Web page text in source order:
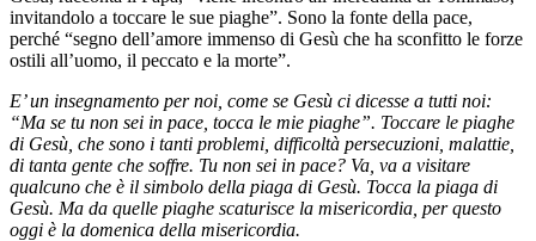
invitandolo a toccare le sue piaghe”. Sono la fonte della pace,
perché “segno dell’amore immenso di Gesù che ha sconfitto le forze
ostili all’uomo, il peccato e la morte”.
E’ un insegnamento per noi, come se Gesù ci dicesse a tutti noi:
“Ma se tu non sei in pace, tocca le mie piaghe”. Toccare le piaghe
di Gesù, che sono i tanti problemi, difficoltà persecuzioni, malattie,
di tanta gente che soffre. Tu non sei in pace? Va, va a visitare
qualcuno che è il simbolo della piaga di Gesù. Tocca la piaga di
Gesù. Ma da quelle piaghe scaturisce la misericordia, per questo
oggi è la domenica della misericordia.